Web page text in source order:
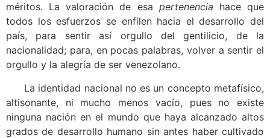
méritos. La valoración de esa pertenencia hace que
todos los esfuerzos se enfilen hacia el desarrollo del
país, para sentir así orgullo del gentilicio, de la
nacionalidad; para, en pocas palabras, volver a sentir el
orgullo y la alegría de ser venezolano.
La identidad nacional no es un concepto metafísico,
altisonante, ni mucho menos vacío, pues no existe
ninguna nación en el mundo que haya alcanzado altos
grados de desarrollo humano sin antes haber cultivado